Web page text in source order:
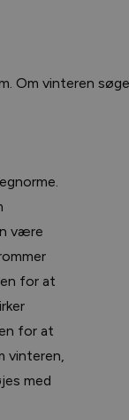
Om vinteren
være
for at
for at
vinteren,
med